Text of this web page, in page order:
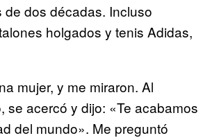
dos décadas. Incluso
holgados y tenis Adidas,
mujer, y me miraron. Al
se acercó y dijo: «Te acabamos
del mundo». Me preguntó